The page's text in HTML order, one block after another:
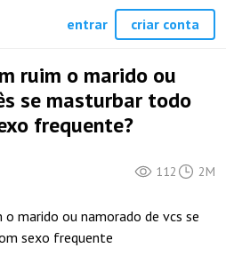
ruim o marido ou
se masturbar todo
frequente?
112 2M
o marido ou namorado de vcs se
sexo frequente
entrar criar conta